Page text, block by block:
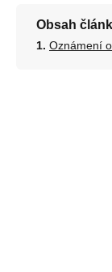
Obsah
Oznámení